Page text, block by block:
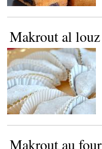
Makrout al louz
Makrout au four